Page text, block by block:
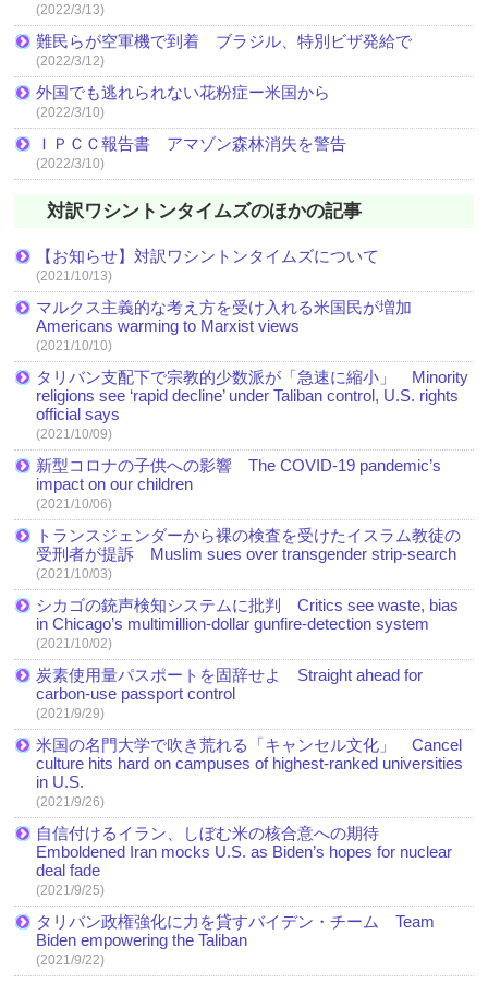
(2022/3/13)
難民らが空軍機で到着 ブラジル、特別ビザ発給で
(2022/3/12)
外国でも逃れられない花粉症ー米国から
(2022/3/10)
ＩＰＣＣ報告書 アマゾン森林消失を警告
(2022/3/10)
対訳ワシントンタイムズのほかの記事
【お知らせ】対訳ワシントンタイムズについて
(2021/10/13)
マルクス主義的な考え方を受け入れる米国民が増加
Americans warming to Marxist views
(2021/10/10)
タリバン支配下で宗教的少数派が「急速に縮小」 Minority
religions see ‘rapid decline’ under Taliban control, U.S. rights
official says
(2021/10/09)
新型コロナの子供への影響 The COVID-19 pandemic’s
impact on our children
(2021/10/06)
トランスジェンダーから裸の検査を受けたイスラム教徒の
受刑者が提訴 Muslim sues over transgender strip-search
(2021/10/03)
シカゴの銃声検知システムに批判 Critics see waste, bias
in Chicago’s multimillion-dollar gunfire-detection system
(2021/10/02)
炭素使用量パスポートを固辞せよ Straight ahead for
carbon-use passport control
(2021/9/29)
米国の名門大学で吹き荒れる「キャンセル文化」 Cancel
culture hits hard on campuses of highest-ranked universities
in U.S.
(2021/9/26)
自信付けるイラン、しぼむ米の核合意への期待
Emboldened Iran mocks U.S. as Biden’s hopes for nuclear
deal fade
(2021/9/25)
タリバン政権強化に力を貸すバイデン・チーム Team
Biden empowering the Taliban
(2021/9/22)